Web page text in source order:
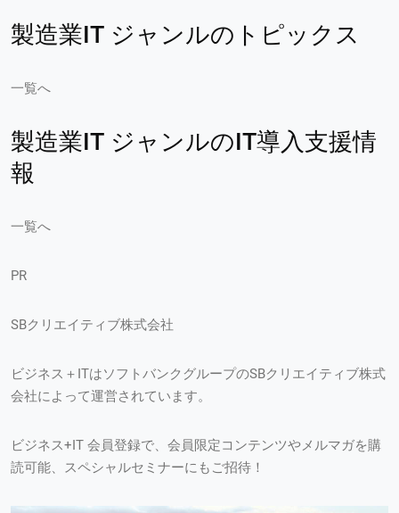
製造業IT ジャンルのトピックス
一覧へ
製造業IT ジャンルのIT導入支援情
報
一覧へ
PR
SBクリエイティブ株式会社
ビジネス＋ITはソフトバンクグループのSBクリエイティブ株式
会社によって運営されています。
ビジネス+IT 会員登録で、会員限定コンテンツやメルマガを購
読可能、スペシャルセミナーにもご招待！